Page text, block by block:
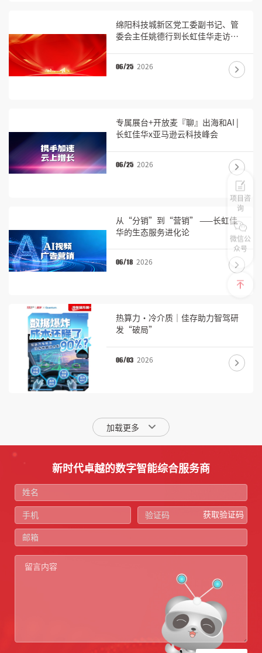
绵阳科技城新区党工委副书记、管
委会主任姚德行到长虹佳华走访调
06/25 2026
专属展台+开放麦『聊』出海和AI |
长虹佳华x亚马逊云科技峰会
06/25 2026
从“分销”到“营销” ——长虹佳
华的生态服务进化论
06/18 2026
热算力·冷介质｜佳存助力智驾研
发“破局”
06/03 2026
加载更多
项目咨
询
微信公
众号
新时代卓越的数字智能综合服务商
获取验证码